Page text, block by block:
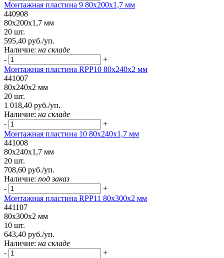
Монтажная пластина 9 80x200x1,7 мм
440908
80x200x1,7 мм
20 шт.
595,40 руб./уп.
Наличие: на складе
-
+
Монтажная пластина RPP10 80x240x2 мм
441007
80x240x2 мм
20 шт.
1 018,40 руб./уп.
Наличие: на складе
-
+
Монтажная пластина 10 80x240x1,7 мм
441008
80x240x1,7 мм
20 шт.
708,60 руб./уп.
Наличие: под заказ
-
+
Монтажная пластина RPP11 80x300x2 мм
441107
80x300x2 мм
10 шт.
643,40 руб./уп.
Наличие: на складе
-
+